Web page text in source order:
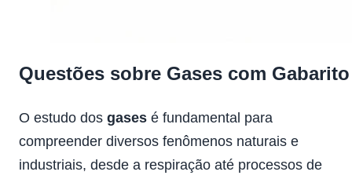
Questões sobre Gases com Gabarito
O estudo dos gases é fundamental para
compreender diversos fenômenos naturais e
industriais, desde a respiração até processos de